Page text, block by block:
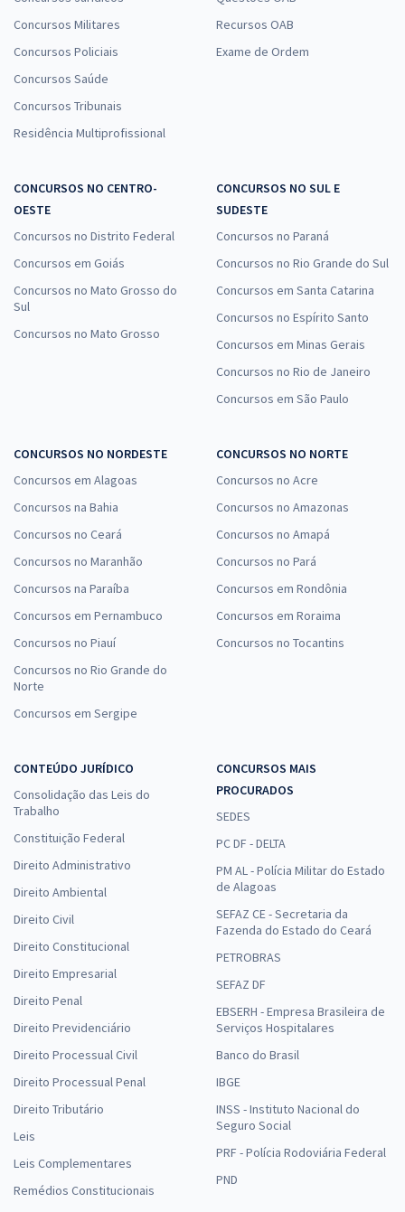
Concursos Militares
Concursos Policiais
Concursos Saúde
Concursos Tribunais
Residência Multiprofissional
Recursos OAB
Exame de Ordem
CONCURSOS NO CENTRO-
OESTE
Concursos no Distrito Federal
Concursos em Goiás
Concursos no Mato Grosso do
Sul
Concursos no Mato Grosso
CONCURSOS NO SUL E
SUDESTE
Concursos no Paraná
Concursos no Rio Grande do Sul
Concursos em Santa Catarina
Concursos no Espírito Santo
Concursos em Minas Gerais
Concursos no Rio de Janeiro
Concursos em São Paulo
CONCURSOS NO NORDESTE
Concursos em Alagoas
Concursos na Bahia
Concursos no Ceará
Concursos no Maranhão
Concursos na Paraíba
Concursos em Pernambuco
Concursos no Piauí
Concursos no Rio Grande do
Norte
Concursos em Sergipe
CONCURSOS NO NORTE
Concursos no Acre
Concursos no Amazonas
Concursos no Amapá
Concursos no Pará
Concursos em Rondônia
Concursos em Roraima
Concursos no Tocantins
CONTEÚDO JURÍDICO
Consolidação das Leis do
Trabalho
Constituição Federal
Direito Administrativo
Direito Ambiental
Direito Civil
Direito Constitucional
Direito Empresarial
Direito Penal
Direito Previdenciário
Direito Processual Civil
Direito Processual Penal
Direito Tributário
Leis
Leis Complementares
Remédios Constitucionais
CONCURSOS MAIS
PROCURADOS
SEDES
PC DF - DELTA
PM AL - Polícia Militar do Estado
de Alagoas
SEFAZ CE - Secretaria da
Fazenda do Estado do Ceará
PETROBRAS
SEFAZ DF
EBSERH - Empresa Brasileira de
Serviços Hospitalares
Banco do Brasil
IBGE
INSS - Instituto Nacional do
Seguro Social
PRF - Polícia Rodoviária Federal
PND